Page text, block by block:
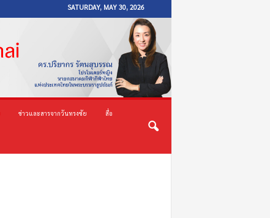
SATURDAY, MAY 30, 2026
ข่าวและสารจากวันทรงชัย สื่อ